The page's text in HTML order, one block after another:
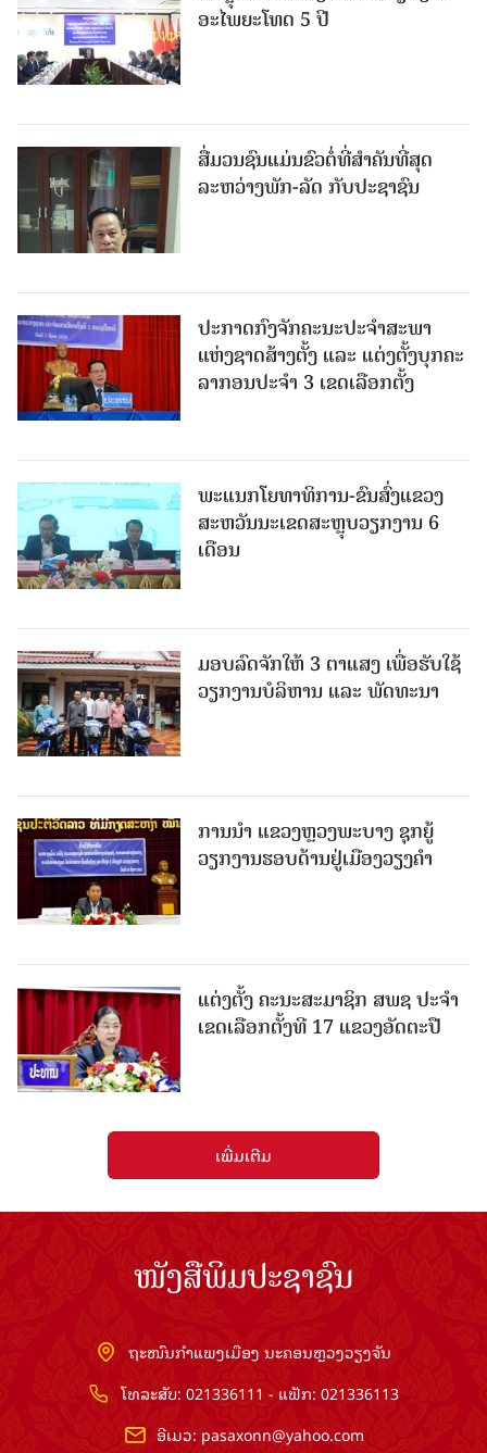
ອະໄພຍະໂທດ 5 ປີ
ສື່ມວນຊົນແມ່ນຂົວຕໍ່ທີ່ສໍາຄັນທີ່ສຸດ
ລະຫວ່າງພັກ-ລັດ ກັບປະຊາຊົນ
ປະກາດກົງຈັກຄະນະປະຈໍາສະພາ
ແຫ່ງຊາດສ້າງຕັ້ງ ແລະ ແຕ່ງຕັ້ງບຸກຄະ
ລາກອນປະຈໍາ 3 ເຂດເລືອກຕັ້ງ
ພະແນກໂຍທາທິການ-ຂົນສົ່ງແຂວງ
ສະຫວັນນະເຂດສະຫຼຸບວຽກງານ 6
ເດືອນ
ມອບລົດຈັກໃຫ້ 3 ຕາແສງ ເພື່ອຮັບໃຊ້
ວຽກງານບໍລິຫານ ແລະ ພັດທະນາ
ການນຳ ແຂວງຫຼວງພະບາງ ຊຸກຍູ້
ວຽກງານຮອບດ້ານຢູ່ເມືອງວຽງຄໍາ
ແຕ່ງຕັ້ງ ຄະນະສະມາຊິກ ສພຊ ປະຈຳ
ເຂດເລືອກຕັ້ງທີ 17 ແຂວງອັດຕະປື
ເພີ່ມເຕີມ
ໜັງສືພິມປະຊາຊົນ
ຖະໜົນກຳແພງເມືອງ ນະຄອນຫຼວງວຽງຈັນ
ໂທລະສັບ: 021336111 - ແຟັກ: 021336113
ອີເມວ: pasaxonn@yahoo.com